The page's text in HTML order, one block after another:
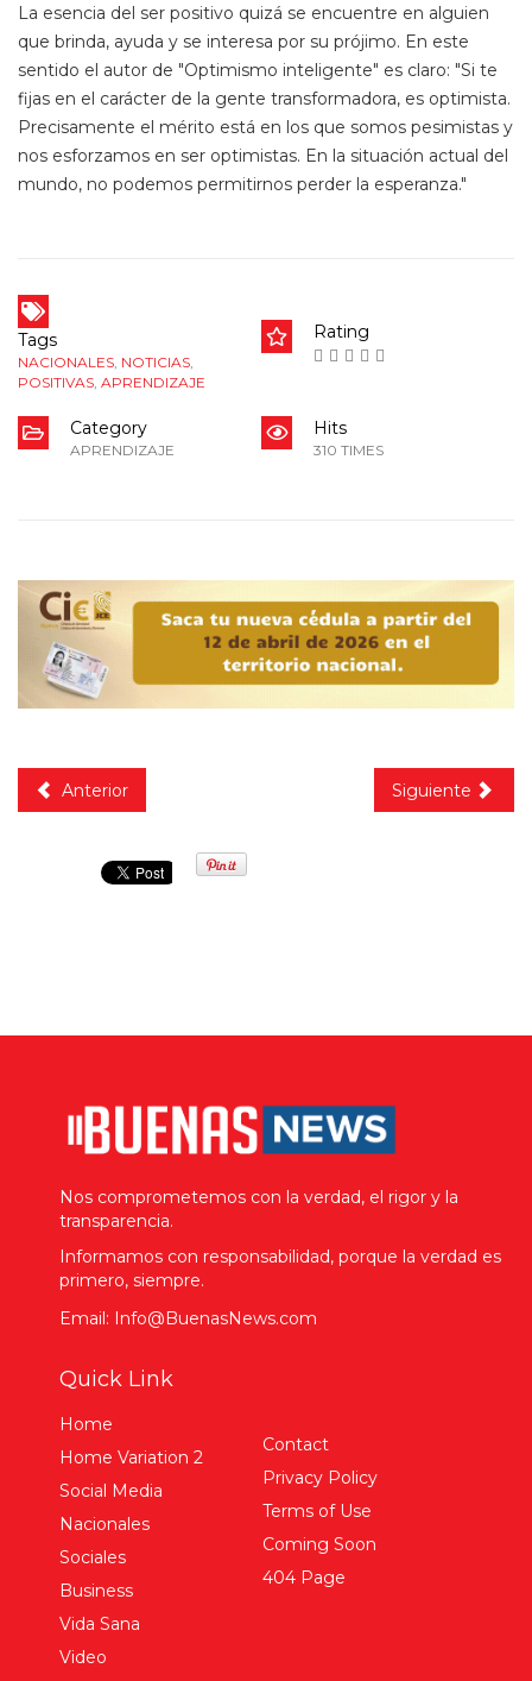
La esencia del ser positivo quizá se encuentre en alguien
que brinda, ayuda y se interesa por su prójimo. En este
sentido el autor de "Optimismo inteligente" es claro: "Si te
fijas en el carácter de la gente transformadora, es optimista.
Precisamente el mérito está en los que somos pesimistas y
nos esforzamos en ser optimistas. En la situación actual del
mundo, no podemos permitirnos perder la esperanza."
Tags
NACIONALES NOTICIAS
POSITIVAS APRENDIZAJE
Rating
Category
APRENDIZAJE
Hits
310 TIMES
Anterior Siguiente
Nos comprometemos con la verdad, el rigor y la
transparencia.
Informamos con responsabilidad, porque la verdad es
primero, siempre.
Email: Info@BuenasNews.com
Quick Link
Home
Home Variation 2
Social Media
Nacionales
Sociales
Business
Vida Sana
Video
Contact
Privacy Policy
Terms of Use
Coming Soon
404 Page